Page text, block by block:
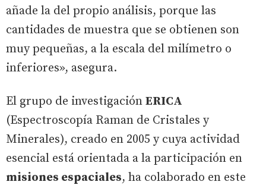
añade la del propio análisis, porque las
cantidades de muestra que se obtienen son
muy pequeñas, a la escala del milímetro o
inferiores», asegura.
El grupo de investigación ERICA
(Espectroscopía Raman de Cristales y
Minerales), creado en 2005 y cuya actividad
esencial está orientada a la participación en
misiones espaciales, ha colaborado en este